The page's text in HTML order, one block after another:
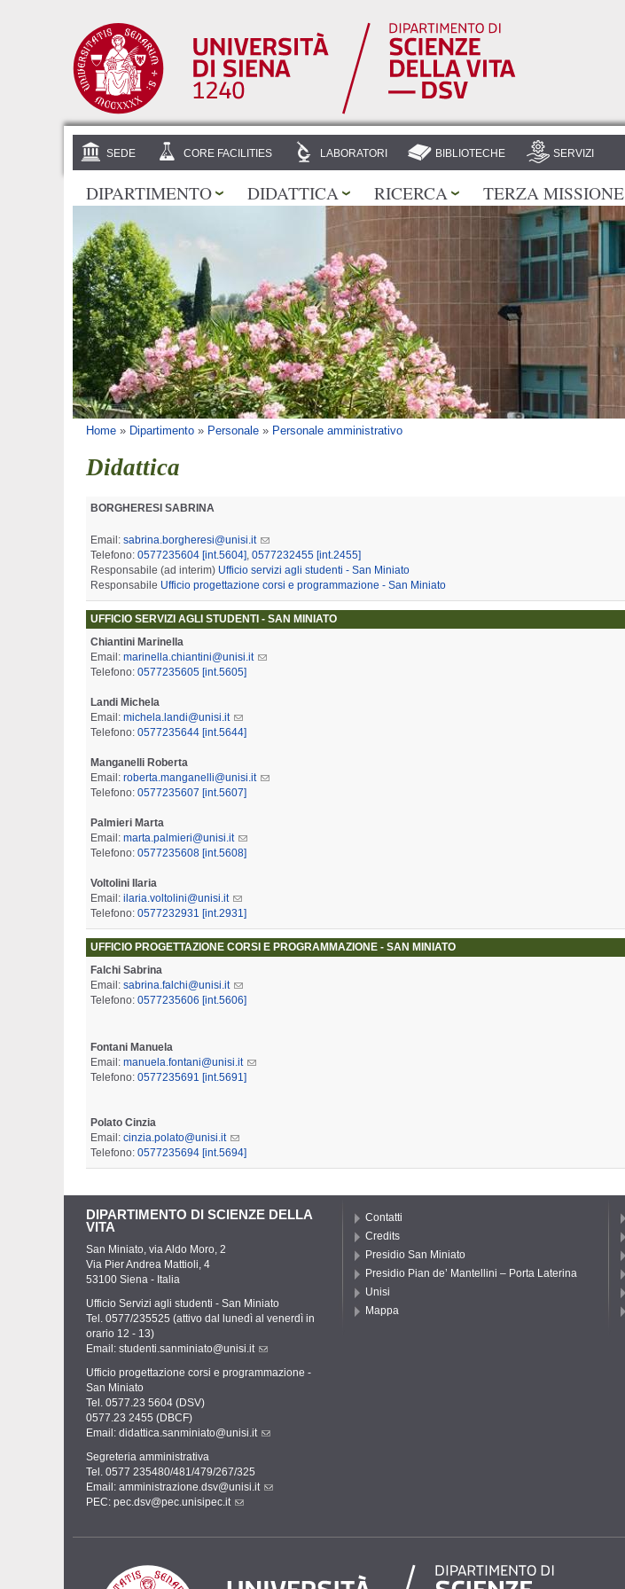
SEDE CORE FACILITIES LABORATORI BIBLIOTECHE SERVIZI
DIPARTIMENTO DIDATTICA RICERCA TERZA MISSIONE
Tu sei qui
Home » Dipartimento » Personale » Personale amministrativo
Didattica
BORGHERESI SABRINA
Email: sabrina.borgheresi@unisi.it
Telefono: 0577235604 [int.5604] 0577232455 [int.2455]
Responsabile (ad interim) Ufficio servizi agli studenti - San Miniato
Responsabile Ufficio progettazione corsi e programmazione - San Miniato
UFFICIO SERVIZI AGLI STUDENTI - SAN MINIATO
Chiantini Marinella
Email: marinella.chiantini@unisi.it
Telefono: 0577235605 [int.5605]
Landi Michela
Email: michela.landi@unisi.it
Telefono: 0577235644 [int.5644]
Manganelli Roberta
Email: roberta.manganelli@unisi.it
Telefono: 0577235607 [int.5607]
Palmieri Marta
Email: marta.palmieri@unisi.it
Telefono: 0577235608 [int.5608]
Voltolini Ilaria
Email: ilaria.voltolini@unisi.it
Telefono: 0577232931 [int.2931]
UFFICIO PROGETTAZIONE CORSI E PROGRAMMAZIONE - SAN MINIATO
Falchi Sabrina
Email: sabrina.falchi@unisi.it
Telefono: 0577235606 [int.5606]
Fontani Manuela
Email: manuela.fontani@unisi.it
Telefono: 0577235691 [int.5691]
Polato Cinzia
Email: cinzia.polato@unisi.it
Telefono: 0577235694 [int.5694]
DIPARTIMENTO DI SCIENZE DELLA
VITA
San Miniato, via Aldo Moro, 2
Via Pier Andrea Mattioli, 4
53100 Siena - Italia
Ufficio Servizi agli studenti - San Miniato
Tel. 0577/235525 (attivo dal lunedì al venerdì in
orario 12 - 13)
Email: studenti.sanminiato@unisi.it
Ufficio progettazione corsi e programmazione -
San Miniato
Tel. 0577.23 5604 (DSV)
0577.23 2455 (DBCF)
Email: didattica.sanminiato@unisi.it
Segreteria amministrativa
Tel. 0577 235480/481/479/267/325
Email: amministrazione.dsv@unisi.it
PEC: pec.dsv@pec.unisipec.it
Contatti
Credits
Presidio San Miniato
Presidio Pian de’ Mantellini – Porta Laterina
Unisi
Mappa